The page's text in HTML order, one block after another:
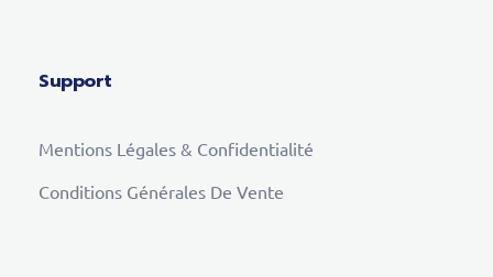
Support
Mentions Légales & Confidentialité
Conditions Générales De Vente